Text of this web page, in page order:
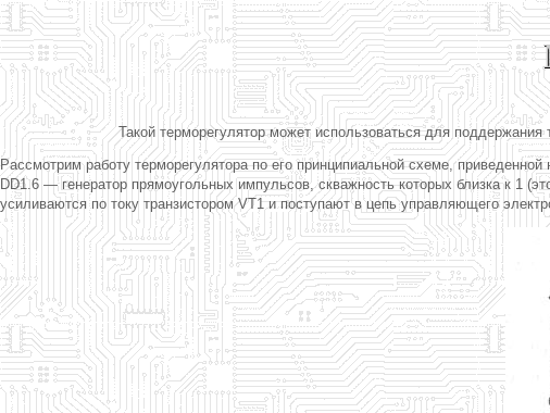
Такой терморегулятор может использоваться для
Рассмотрим работу терморегулятора по его принципиальной схеме,
DD1.6 — генератор прямоугольных импульсов, скважность которых близка к 1
усиливаются по току транзистором VT1 и поступают в цепь управляющего